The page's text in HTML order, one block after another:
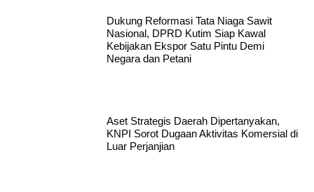
Dukung Reformasi Tata Niaga Sawit
Nasional, DPRD Kutim Siap Kawal
Kebijakan Ekspor Satu Pintu Demi
Negara dan Petani
Aset Strategis Daerah Dipertanyakan,
KNPI Sorot Dugaan Aktivitas Komersial di
Luar Perjanjian